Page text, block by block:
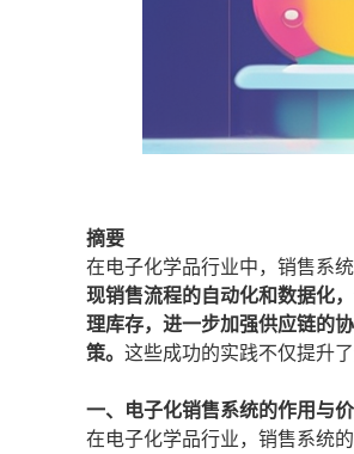
摘要
在电子化学品行业中，销售系
现销售流程的自动化和数据化
理库存，进一步加强供应链的
策。 这些成功的实践不仅提升
一、电子化销售系统的作用与
在电子化学品行业，销售系统